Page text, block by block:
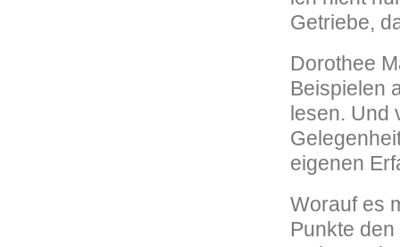
Getriebe,
Dorothee
Beispielen
lesen. Und
eigenen
Worauf es
Punkte